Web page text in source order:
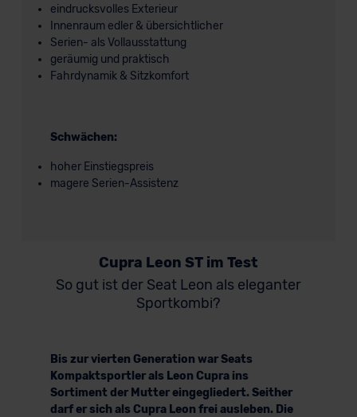
eindrucksvolles Exterieur
Innenraum edler & übersichtlicher
Serien- als Vollausstattung
geräumig und praktisch
Fahrdynamik & Sitzkomfort
Schwächen:
hoher Einstiegspreis
magere Serien-Assistenz
Cupra Leon ST im Test
So gut ist der Seat Leon als eleganter
Sportkombi?
Bis zur vierten Generation war Seats
Kompaktsportler als Leon Cupra ins
Sortiment der Mutter eingegliedert. Seither
darf er sich als Cupra Leon frei ausleben. Die